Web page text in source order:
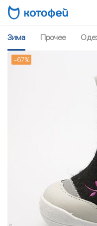
Зима Прочее
-67%